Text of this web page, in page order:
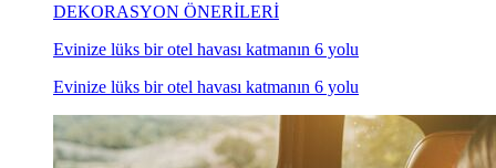
DEKORASYON ÖNERİLERİ
Evinize lüks bir otel havası katmanın 6 yolu
Evinize lüks bir otel havası katmanın 6 yolu